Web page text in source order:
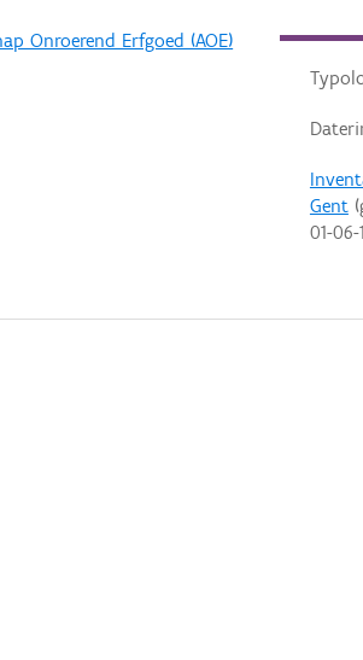
Gent
01-06-
Onroerend Erfgoed (AOE)